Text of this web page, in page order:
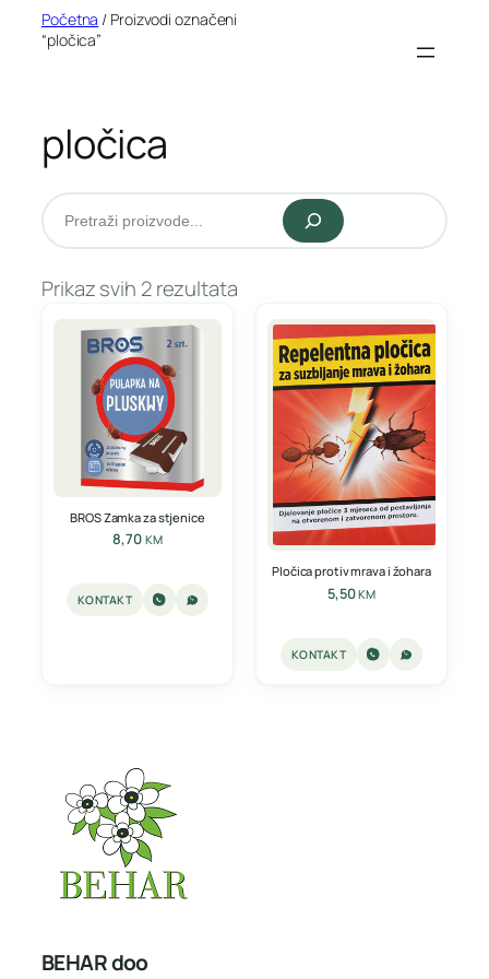
Početna / Proizvodi označeni
“pločica”
pločica
Pretraži
Prikaz svih 2 rezultata
BROS Zamka za stjenice
8,70 KM
KONTAKT
Pločica protiv mrava i žohara
5,50KM
KONTAKT
BEHAR doo